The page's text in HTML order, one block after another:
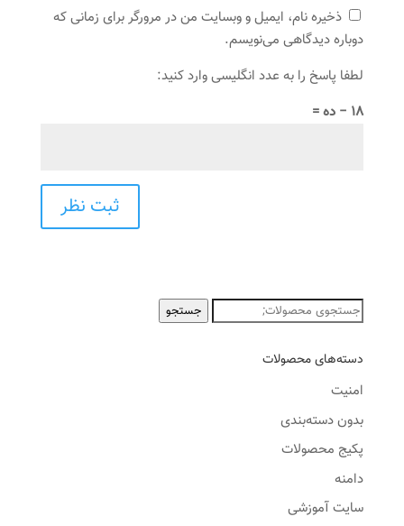
ذخیره نام، ایمیل و وبسایت من در مرورگر برای زمانی که
دوباره دیدگاهی می‌نویسم.
لطفا پاسخ را به عدد انگلیسی وارد کنید:
18 − ده =
جستجو
جستجو
دسته‌های محصولات
امنیت
بدون دسته‌بندی
پکیج محصولات
دامنه
سایت آموزشی